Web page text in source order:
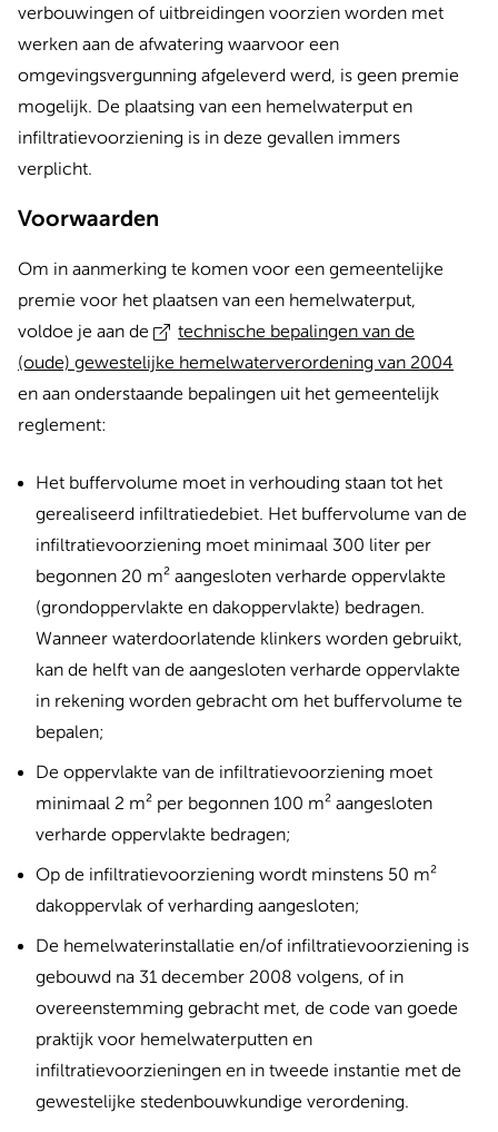
verbouwingen of uitbreidingen voorzien worden met
werken aan de afwatering waarvoor een
omgevingsvergunning afgeleverd werd, is geen premie
mogelijk. De plaatsing van een hemelwaterput en
infiltratievoorziening is in deze gevallen immers
verplicht.
Voorwaarden
Om in aanmerking te komen voor een gemeentelijke
premie voor het plaatsen van een hemelwaterput,
voldoe je aan de
technische bepalingen van de
(oude) gewestelijke hemelwaterverordening van 2004
en aan onderstaande bepalingen uit het gemeentelijk
reglement:
Het buffervolume moet in verhouding staan tot het
gerealiseerd infiltratiedebiet. Het buffervolume van de
infiltratievoorziening moet minimaal 300 liter per
begonnen 20 m² aangesloten verharde oppervlakte
(grondoppervlakte en dakoppervlakte) bedragen.
Wanneer waterdoorlatende klinkers worden gebruikt,
kan de helft van de aangesloten verharde oppervlakte
in rekening worden gebracht om het buffervolume te
bepalen;
De oppervlakte van de infiltratievoorziening moet
minimaal 2 m² per begonnen 100 m² aangesloten
verharde oppervlakte bedragen;
Op de infiltratievoorziening wordt minstens 50 m²
dakoppervlak of verharding aangesloten;
De hemelwaterinstallatie en/of infiltratievoorziening is
gebouwd na 31 december 2008 volgens, of in
overeenstemming gebracht met, de code van goede
praktijk voor hemelwaterputten en
infiltratievoorzieningen en in tweede instantie met de
gewestelijke stedenbouwkundige verordening.